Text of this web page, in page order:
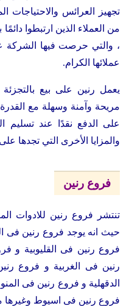
تجهيز العرائس والاحتياجات
من العملاء الذين ارتبطوا
، والتي حرصت فيها الشركة
عملائها الكرام.
يعمل رنين على بيع
مريحة وآمنة وسهلة مع
على الدفع نقدًا عند تسليم
والمزايا الأخرى التي تجدها
فروع رنين
تنتشر فروع رنين للادوات
حيث انه يوجد فروع رنين فى
فروع رنين فى القليوبية و
رنين فى الغربية و فروع
الدقهلية و فروع رنين فى
فروع رنين فى اسيوط وغيرها